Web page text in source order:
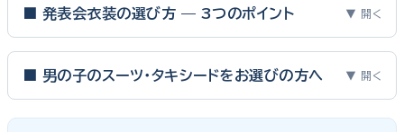
■ 発表会衣装の選び方 — 3つのポイント ▼ 開く
ピアノ発表会・バイオリン発表会・コンクールの舞台は、お子様にと
って特別な一日。元ピアノ教師としての経験から、衣装選びで大切
■ 男の子のスーツ・タキシードをお選びの方へ ▼ 開く